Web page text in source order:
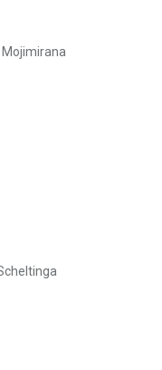
Mojimirana